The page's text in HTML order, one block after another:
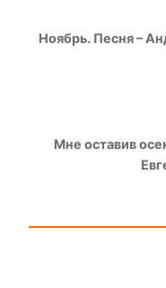
Ноябрь. Песня –
Мне оставив